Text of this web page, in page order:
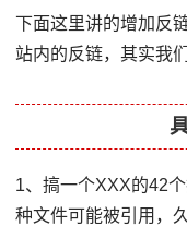
下面这里讲的增加反
站内的反链，其实我
1、搞一个XXX的42
种文件可能被引用，